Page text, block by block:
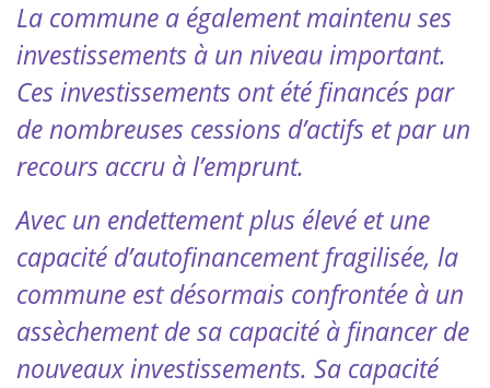
La commune a également maintenu ses
investissements à un niveau important.
Ces investissements ont été financés par
de nombreuses cessions d’actifs et par un
recours accru à l’emprunt.
Avec un endettement plus élevé et une
capacité d’autofinancement fragilisée, la
commune est désormais confrontée à un
assèchement de sa capacité à financer de
nouveaux investissements. Sa capacité